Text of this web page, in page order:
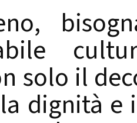
solo il
dignità e